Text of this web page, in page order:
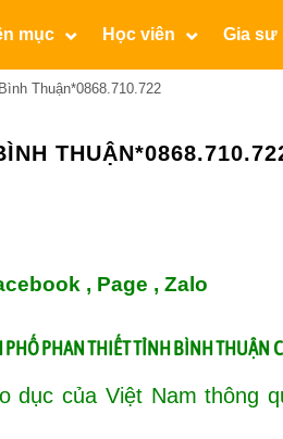
mục Học viên Gia sư
Thuận*0868.710.722
, Page ,Zalo
PHỐ PHAN THIẾT TỈNH BÌNH THUẬN
dục của Việt Nam thông